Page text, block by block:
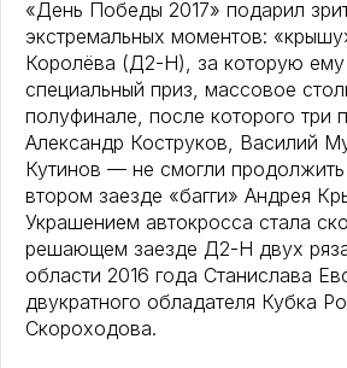
«День Победы 2017» подарил
экстремальных моментов:
Королёва (Д2-Н), за которую ему
специальный приз, массовое
полуфинале, после которого три
Александр Коструков, Василий
Кутинов — не смогли продолжить
втором заезде «багги» Андрея
Украшением автокросса стала
решающем заезде Д2-Н двух
области 2016 года Станислава
двукратного обладателя Кубка
Скороходова.